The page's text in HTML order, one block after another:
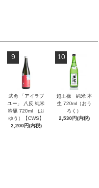
9
武勇 「アイラブ
ユー」 八反 純米
吟醸 720ml (ぶ
ゆう）【CWS】
2,200円(内税)
10
超王祿 純米 本
生 720ml（おう
ろく）
2,530円(内税)